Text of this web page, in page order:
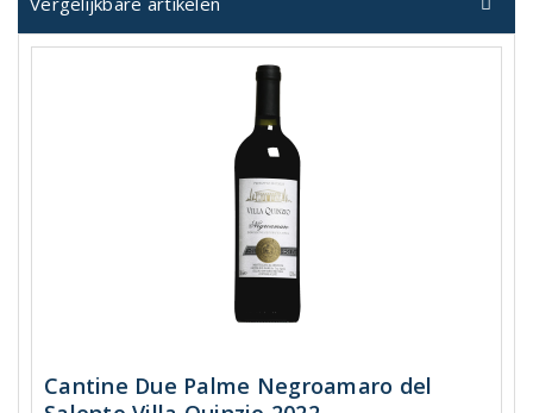
Cantine Due Palme Negroamaro del